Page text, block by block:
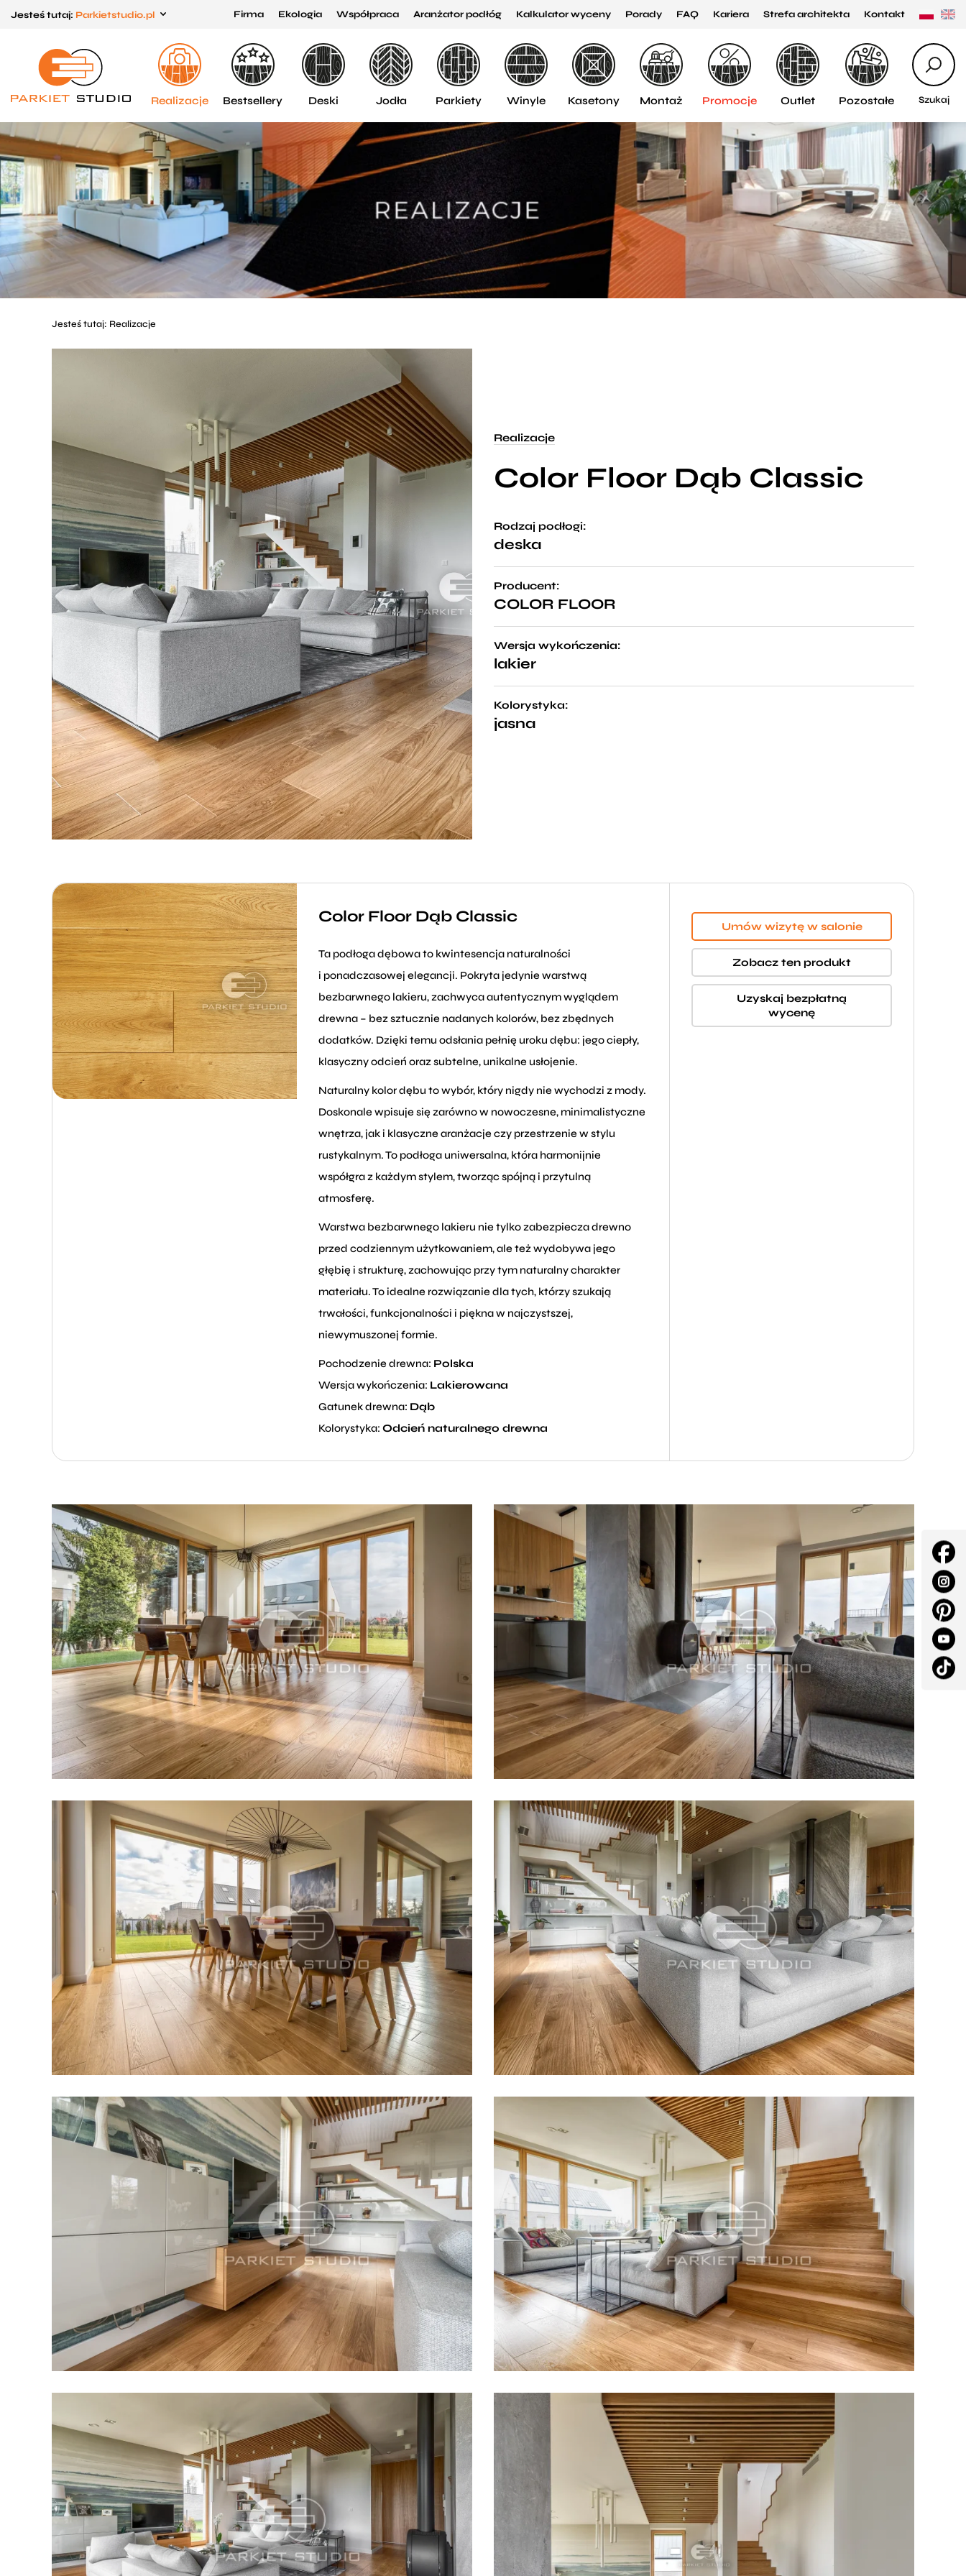
do menu
głównego
do
menu
w
stopce
Jesteś tutaj: Parkietstudio.pl Firma Ekologia Współpraca Aranżator podłóg Kalkulator wyceny Porady FAQ Kariera Strefa architekta Kontakt
Szukaj
Realizacje Bestsellery Deski Jodła Parkiety Winyle Kasetony Montaż Promocje Outlet Pozostałe
Jesteś tutaj: Realizacje
Realizacje
Color Floor Dąb Classic
Rodzaj podłogi:
deska
Producent:
COLOR FLOOR
Wersja wykończenia:
lakier
Kolorystyka:
jasna
Color Floor Dąb Classic
Ta podłoga dębowa to kwintesencja naturalności
i ponadczasowej elegancji. Pokryta jedynie warstwą
bezbarwnego lakieru, zachwyca autentycznym wyglądem
drewna – bez sztucznie nadanych kolorów, bez zbędnych
dodatków. Dzięki temu odsłania pełnię uroku dębu: jego ciepły,
klasyczny odcień oraz subtelne, unikalne usłojenie.
Naturalny kolor dębu to wybór, który nigdy nie wychodzi z mody.
Doskonale wpisuje się zarówno w nowoczesne, minimalistyczne
wnętrza, jak i klasyczne aranżacje czy przestrzenie w stylu
rustykalnym. To podłoga uniwersalna, która harmonijnie
współgra z każdym stylem, tworząc spójną i przytulną
atmosferę.
Warstwa bezbarwnego lakieru nie tylko zabezpiecza drewno
przed codziennym użytkowaniem, ale też wydobywa jego
głębię i strukturę, zachowując przy tym naturalny charakter
materiału. To idealne rozwiązanie dla tych, którzy szukają
trwałości, funkcjonalności i piękna w najczystszej,
niewymuszonej formie.
Pochodzenie drewna: Polska
Wersja wykończenia: Lakierowana
Gatunek drewna: Dąb
Kolorystyka: Odcień naturalnego drewna
Umów wizytę w salonie
Zobacz ten produkt
Uzyskaj bezpłatną
wycenę